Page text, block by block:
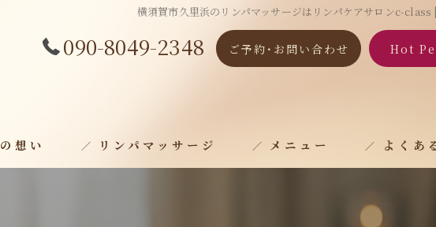
横須賀市久里浜のリンパマッサージはリンパケアサロンc-
090-8049-2348 ご予約･お問い合わせ Hot
想い リンパマッサージ メニュー よくあ